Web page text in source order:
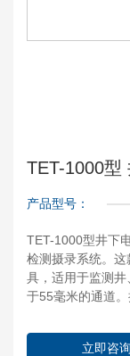
TET-1000型
产品型号：
TET-1000型井下
检测摄录系统。
具，适用于监测
于55毫米的通道。
立即咨询